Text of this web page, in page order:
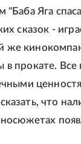
Яга
сказок -
же
прокате. Все
что